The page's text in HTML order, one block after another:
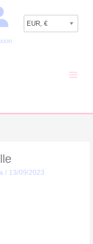
EUR, €
/ 13/09/2023